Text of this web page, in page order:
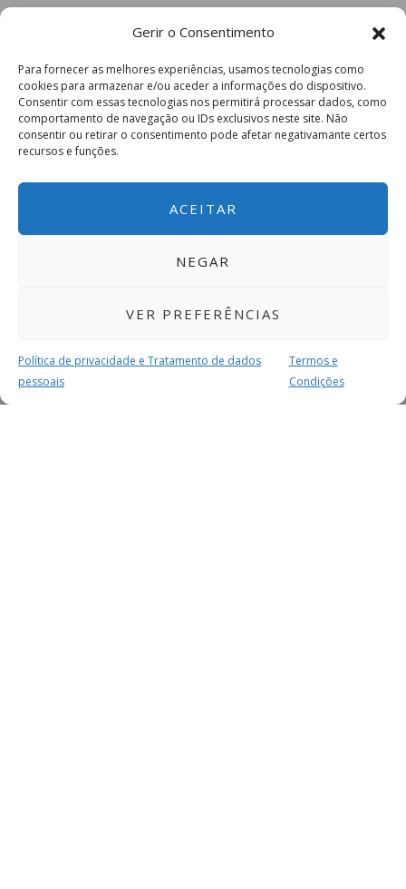
Gerir o Consentimento
Para fornecer as melhores experiências, usamos tecnologias como
cookies para armazenar e/ou aceder a informações do dispositivo.
Consentir com essas tecnologias nos permitirá processar dados, como
comportamento de navegação ou IDs exclusivos neste site. Não
consentir ou retirar o consentimento pode afetar negativamante certos
recursos e funções.
ACEITAR
NEGAR
VER PREFERÊNCIAS
Política de privacidade e Tratamento de dados
pessoais
Termos e
Condições